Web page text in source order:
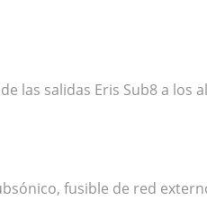
las salidas Eris Sub8 a los
fusible de red